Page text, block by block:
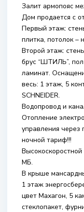
Залит армопояс
Дом продается с
Первый этаж:
плитка, потолок –
Второй этаж:
брус “ШТИЛЬ”,
ламинат.
весь: 1 этаж, 5
SCHNEIDER.
Водопровод и
Отопление
управления
ночной тариф!!!
МБ.
В крыше
1 этаж
цвет Махагон, 5
стеклопакет,